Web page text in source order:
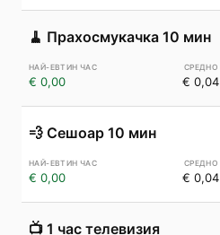
🧹 Прахосмукачка 10 мин
€ 0,00 € 0,04
💨 Сешоар 10 мин
€ 0,00 € 0,04
📺 1 час телевизия